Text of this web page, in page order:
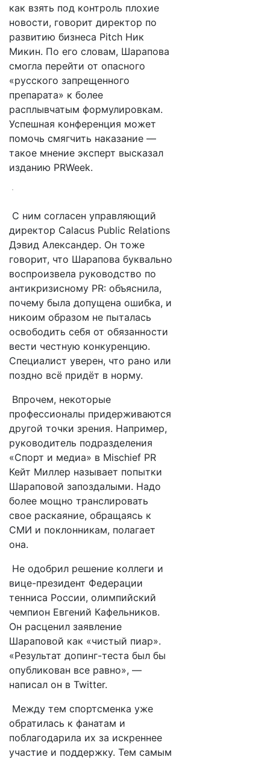
как взять под контроль плохие
новости, говорит директор по
развитию бизнеса Pitch Ник
Микин. По его словам, Шарапова
смогла перейти от опасного
«русского запрещенного
препарата» к более
расплывчатым формулировкам.
Успешная конференция может
помочь смягчить наказание —
такое мнение эксперт высказал
изданию PRWeek.
С ним согласен управляющий
директор Calacus Public Relations
Дэвид Александер. Он тоже
говорит, что Шарапова буквально
воспроизвела руководство по
антикризисному PR: объяснила,
почему была допущена ошибка, и
никоим образом не пыталась
освободить себя от обязанности
вести честную конкуренцию.
Специалист уверен, что рано или
поздно всё придёт в норму.
Впрочем, некоторые
профессионалы придерживаются
другой точки зрения. Например,
руководитель подразделения
«Спорт и медиа» в Mischief PR
Кейт Миллер называет попытки
Шараповой запоздалыми. Надо
более мощно транслировать
свое раскаяние, обращаясь к
СМИ и поклонникам, полагает
она.
Не одобрил решение коллеги и
вице-президент Федерации
тенниса России, олимпийский
чемпион Евгений Кафельников.
Он расценил заявление
Шараповой как «чистый пиар».
«Результат допинг-теста был бы
опубликован все равно», —
написал он в Twitter.
Между тем спортсменка уже
обратилась к фанатам и
поблагодарила их за искреннее
участие и поддержку. Тем самым